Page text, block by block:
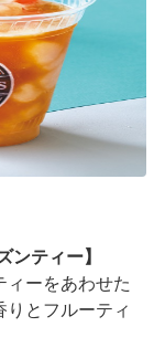
ンティー】
ィーをあわせた
りとフルーティ